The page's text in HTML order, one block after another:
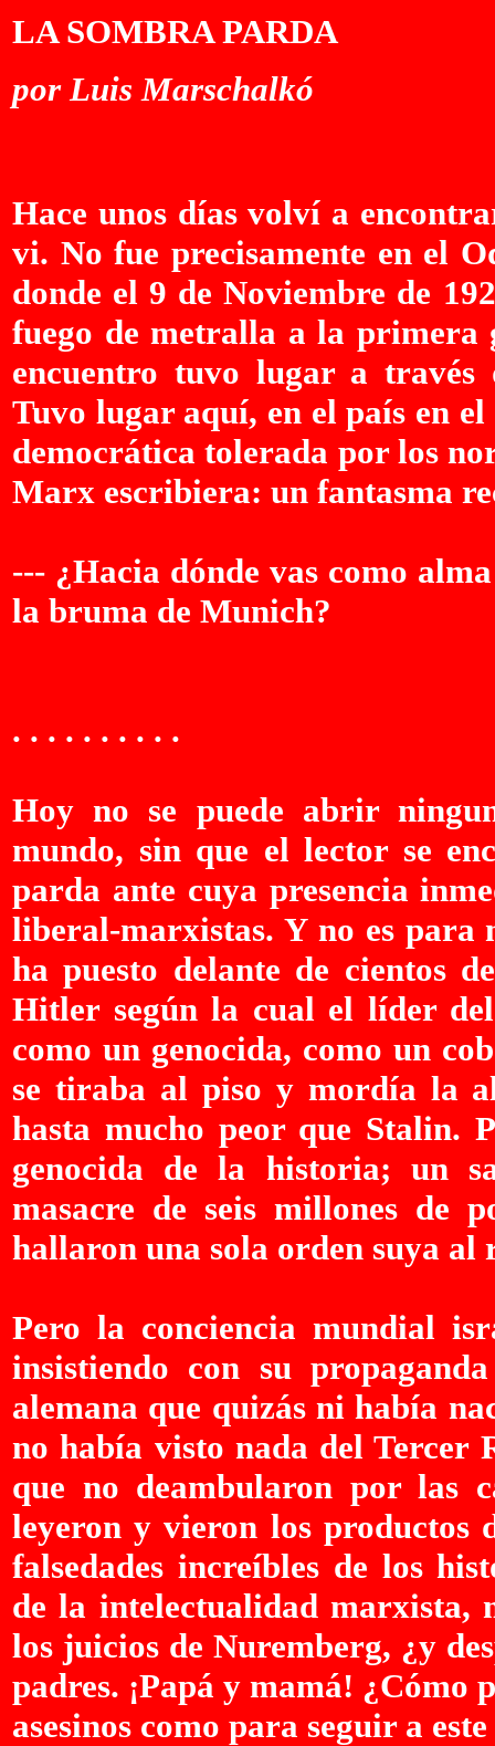
LA SOMBRA PARDA
por Luis Marschalkó
Hace unos días volví a
vi. No fue precisamente en el
donde el 9 de Noviembre de
fuego de metralla a la primera
encuentro tuvo lugar a
Tuvo lugar aquí, en el país en
democrática tolerada por los
Marx escribiera: un fantasma
--- ¿Hacia dónde vas como
la bruma de Munich?
. . . . . . . . . .
Hoy no se puede abrir
mundo, sin que el lector se
parda ante cuya presencia
liberal-marxistas. Y no es para
ha puesto delante de cientos
Hitler según la cual el líder del
como un genocida, como un
se tiraba al piso y mordía la
hasta mucho peor que Stalin.
genocida de la historia; un
masacre de seis millones de
hallaron una sola orden suya al
Pero la conciencia mundial
insistiendo con su
alemana que quizás ni había
no había visto nada del Tercer
que no deambularon por las
leyeron y vieron los productos
falsedades increíbles de los
de la intelectualidad marxista,
los juicios de Nuremberg, ¿y
padres. ¡Papá y mamá! ¿Cómo
asesinos como para seguir a